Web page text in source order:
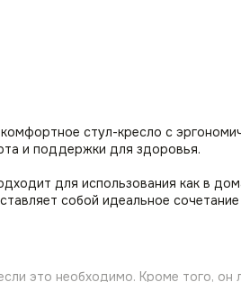
стул-кресло с
и поддержки для здоровья.
для использования как в
собой идеальное сочетание
это необходимо. Кроме того, он